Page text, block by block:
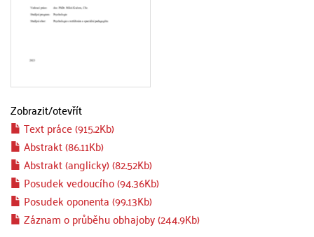
Zobrazit/otevřít
Text práce (915.2Kb)
Abstrakt (86.11Kb)
Abstrakt (anglicky) (82.52Kb)
Posudek vedoucího (94.36Kb)
Posudek oponenta (99.13Kb)
Záznam o průběhu obhajoby (244.9Kb)